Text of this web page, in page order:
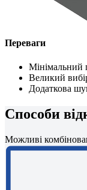
Переваги
Мінімальний
Великий
Додаткова
Способи
Можливі